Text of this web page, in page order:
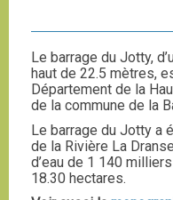
Le barrage du Jotty,
haut de 22.5 mètres,
Département de la
de la commune de la
Le barrage du Jotty a
de la Rivière La
d’eau de 1 140
18.30 hectares.